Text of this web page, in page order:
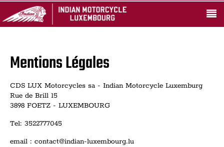
Mentions Légales
CDS LUX Motorcycles sa - Indian Motorcycle Luxemburg
Rue de Brill 15
3898 FOETZ - LUXEMBOURG
Tel: 3522777045
email : contact@indian-luxembourg.lu